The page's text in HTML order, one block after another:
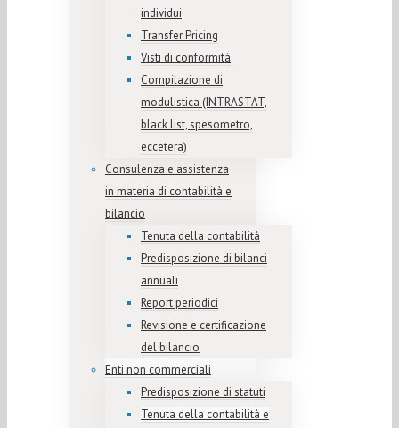
individui
Transfer Pricing
Visti di conformità
Compilazione di
modulistica (INTRASTAT,
black list, spesometro,
eccetera)
Consulenza e assistenza
in materia di contabilità e
bilancio
Tenuta della contabilità
Predisposizione di bilanci
annuali
Report periodici
Revisione e certificazione
del bilancio
Enti non commerciali
Predisposizione di statuti
Tenuta della contabilità e